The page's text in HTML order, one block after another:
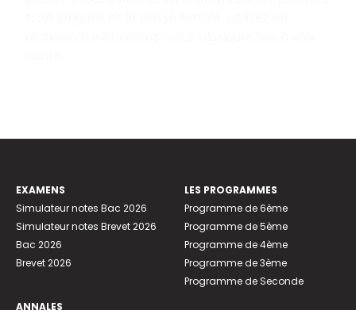
EXAMENS
Simulateur notes Bac 2026
Simulateur notes Brevet 2026
Bac 2026
Brevet 2026
ANNALES
LES PROGRAMMES
Programme de 6ème
Programme de 5ème
Programme de 4ème
Programme de 3ème
Programme de Seconde